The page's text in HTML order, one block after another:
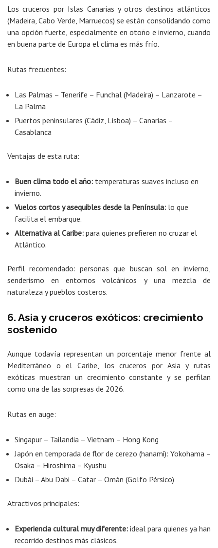
Los cruceros por Islas Canarias y otros destinos atlánticos
(Madeira, Cabo Verde, Marruecos) se están consolidando como
una opción fuerte, especialmente en otoño e invierno, cuando
en buena parte de Europa el clima es más frío.
Rutas frecuentes:
Las Palmas – Tenerife – Funchal (Madeira) – Lanzarote –
La Palma
Puertos peninsulares (Cádiz, Lisboa) – Canarias –
Casablanca
Ventajas de esta ruta:
Buen clima todo el año: temperaturas suaves incluso en
invierno.
Vuelos cortos y asequibles desde la Península: lo que
facilita el embarque.
Alternativa al Caribe: para quienes prefieren no cruzar el
Atlántico.
Perfil recomendado: personas que buscan sol en invierno,
senderismo en entornos volcánicos y una mezcla de
naturaleza y pueblos costeros.
6. Asia y cruceros exóticos: crecimiento
sostenido
Aunque todavía representan un porcentaje menor frente al
Mediterráneo o el Caribe, los cruceros por Asia y rutas
exóticas muestran un crecimiento constante y se perfilan
como una de las sorpresas de 2026.
Rutas en auge:
Singapur – Tailandia – Vietnam – Hong Kong
Japón en temporada de flor de cerezo (hanami): Yokohama –
Osaka – Hiroshima – Kyushu
Dubái – Abu Dabi – Catar – Omán (Golfo Pérsico)
Atractivos principales:
Experiencia cultural muy diferente: ideal para quienes ya han
recorrido destinos más clásicos.